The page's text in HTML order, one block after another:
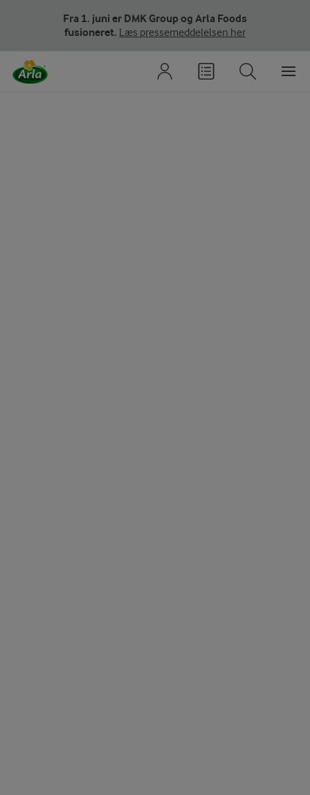
Fra 1. juni er DMK Group og Arla Foods
fusioneret. Læs pressemeddelelsen her